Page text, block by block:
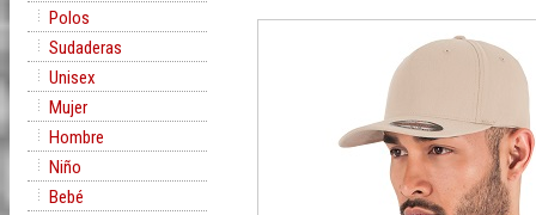
Polos
Sudaderas
Unisex
Mujer
Hombre
Niño
Bebé